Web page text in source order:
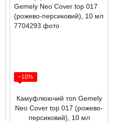
−10%
Камуфлюючий топ Gemely
Neo Cover top 017 (рожево-
персиковий), 10 мл